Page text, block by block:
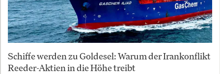
Schiffe werden zu Goldesel: Warum der Irankonflikt
Reeder-Aktien in die Höhe treibt